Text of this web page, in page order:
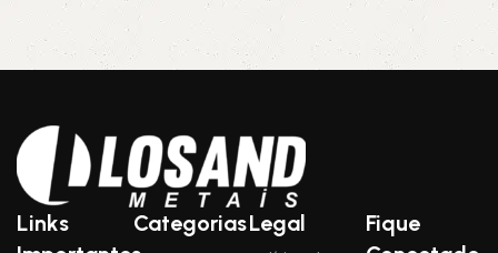
Links
CategoriasLegal
Fique